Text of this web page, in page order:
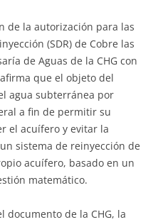
de la autorización para las
(SDR) de Cobre las
de Aguas de la CHG con
que el objeto del
agua subterránea por
a fin de permitir su
el acuífero y evitar la
sistema de reinyección de
acuífero, basado en un
matemático.
documento de la CHG, la